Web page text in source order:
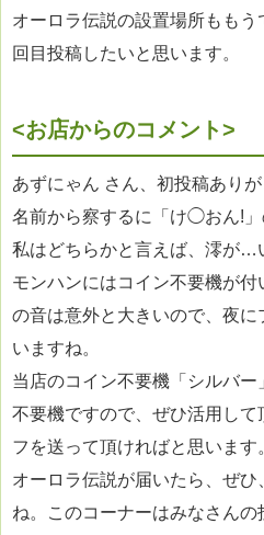
オーロラ伝説の設置場所もも
回目投稿したいと思います。
<お店からのコメント>
あずにゃん さん、初投稿ありが
名前から察するに「け◯おん!」
私はどちらかと言えば、澪が…
モンハンにはコイン不要機が
の音は意外と大きいので、夜
いますね。
当店のコイン不要機「シルバ
不要機ですので、ぜひ活用して
フを送って頂ければと思います
オーロラ伝説が届いたら、ぜ
ね。このコーナーはみなさん